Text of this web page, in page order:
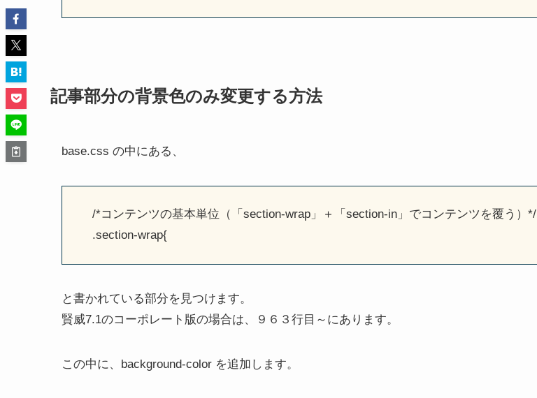
記事部分の背景色のみ変更する方法
base.css の中にある、
/*コンテンツの基本単位（「section-wrap」＋「section-in」でコンテンツを覆う）*/
.section-wrap{
と書かれている部分を見つけます。
賢威7.1のコーポレート版の場合は、９６３行目～にあります。
この中に、background-color を追加します。